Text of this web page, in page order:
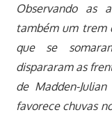
Observando as
também um trem
que se
dispararam as
de Madden-
favorece chuvas